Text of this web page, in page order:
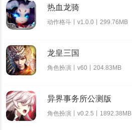
热血龙骑
动作格斗丨v1.0.0丨299.76MB
龙皇三国
角色扮演丨v60丨204.83MB
异界事务所公测版
角色扮演丨v0.2.5丨1892.38MB